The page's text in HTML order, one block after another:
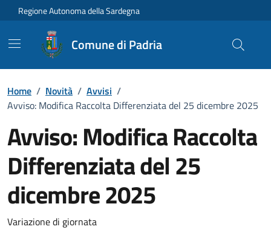
Vai ai contenuti
Vai al Footer
Regione Autonoma della Sardegna
Comune di Padria
Home / Novità / Avvisi /
Avviso: Modifica Raccolta Differenziata del 25 dicembre 2025
Avviso: Modifica Raccolta
Differenziata del 25
dicembre 2025
Dettagli della notizia
Variazione di giornata